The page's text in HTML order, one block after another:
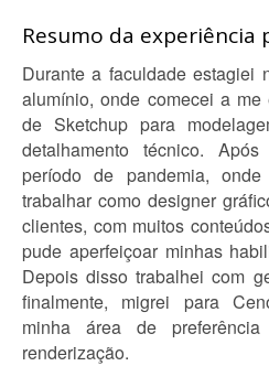
Resumo da experiência
Durante a faculdade estagiei
alumínio, onde comecei a
de Sketchup para
detalhamento técnico.
período de pandemia,
trabalhar como designer
clientes, com muitos
pude aperfeiçoar minhas
Depois disso trabalhei com
finalmente, migrei para
minha área de
renderização.